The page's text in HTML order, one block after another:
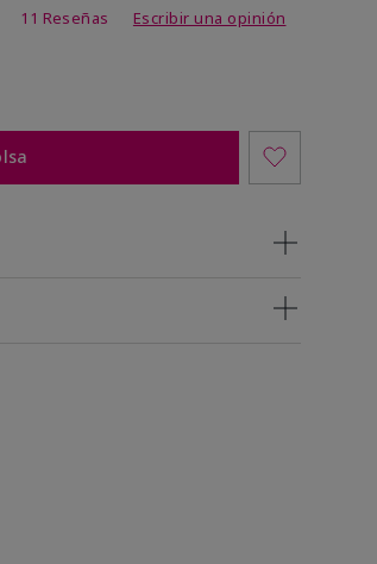
11 Reseñas Escribir una opinión